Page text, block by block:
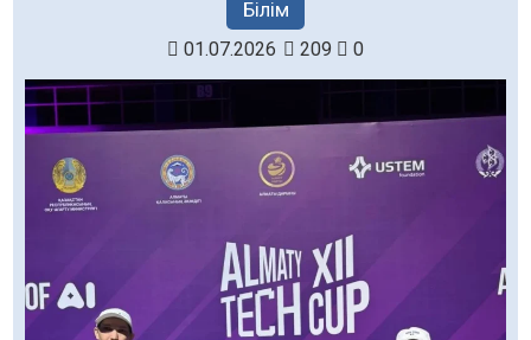
Білім
01.07.2026 209 0